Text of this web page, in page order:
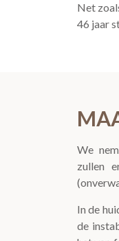
Net
46 jaar
We
zullen
In de
de